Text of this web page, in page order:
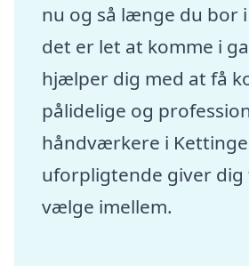
nu og så længe du bor
det er let at komme i
hjælper dig med at få
pålidelige og
håndværkere i
uforpligtende giver
vælge imellem.